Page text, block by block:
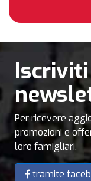
Per ricevere
promozioni e
loro famigliari.
tramite